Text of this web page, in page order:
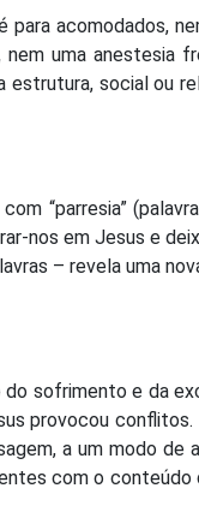
para acomodados,
uma anestesia
estrutura, social ou
“parresia”
nos em Jesus e
– revela uma
do sofrimento e da
provocou
a um modo de
com o conteúdo